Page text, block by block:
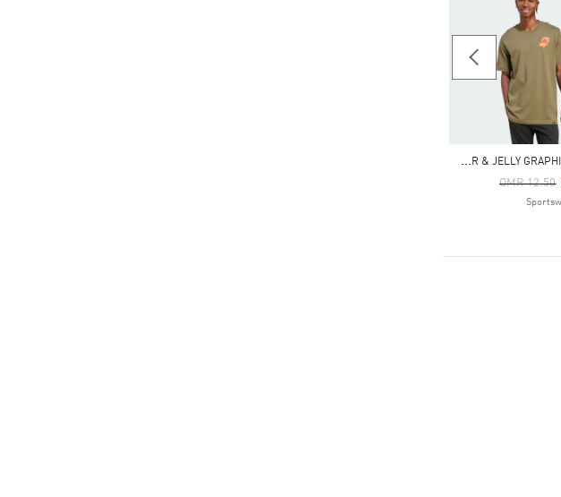
ت
يشيرت FOOD PEANUT BUTTER & JELLY GRAPHIC
Price Reduced From
OMR 12.50
To
Price Reduced From